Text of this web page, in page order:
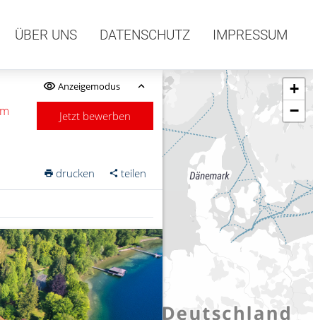
ÜBER UNS DATENSCHUTZ IMPRESSUM
Anzeigemodus
Jetzt bewerben
drucken teilen
+
−